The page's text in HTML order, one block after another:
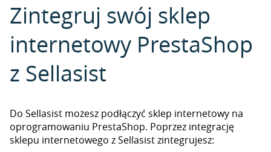
Zintegruj swój sklep
internetowy PrestaShop
z Sellasist
Do Sellasist możesz podłączyć sklep internetowy na
oprogramowaniu PrestaShop. Poprzez integrację
sklepu internetowego z Sellasist zintegrujesz: